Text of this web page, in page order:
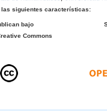
siguientes características:
bajo
Commons